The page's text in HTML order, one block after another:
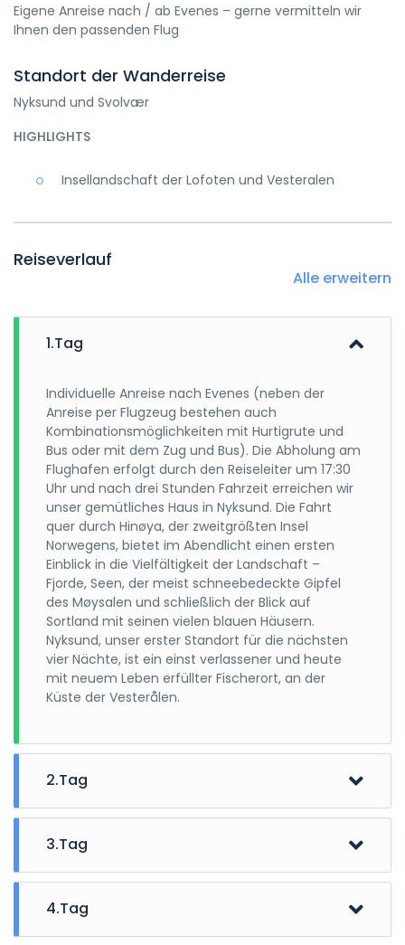
Eigene Anreise nach / ab Evenes – gerne vermitteln wir
Ihnen den passenden Flug
Standort der Wanderreise
Nyksund und Svolvær
HIGHLIGHTS
Insellandschaft der Lofoten und Vesteralen
Reiseverlauf
Alle erweitern
1.Tag
Individuelle Anreise nach Evenes (neben der
Anreise per Flugzeug bestehen auch
Kombinationsmöglichkeiten mit Hurtigrute und
Bus oder mit dem Zug und Bus). Die Abholung am
Flughafen erfolgt durch den Reiseleiter um 17:30
Uhr und nach drei Stunden Fahrzeit erreichen wir
unser gemütliches Haus in Nyksund. Die Fahrt
quer durch Hinøya, der zweitgrößten Insel
Norwegens, bietet im Abendlicht einen ersten
Einblick in die Vielfältigkeit der Landschaft –
Fjorde, Seen, der meist schneebedeckte Gipfel
des Møysalen und schließlich der Blick auf
Sortland mit seinen vielen blauen Häusern.
Nyksund, unser erster Standort für die nächsten
vier Nächte, ist ein einst verlassener und heute
mit neuem Leben erfüllter Fischerort, an der
Küste der Vesterålen.
2.Tag
Bei unserer Einstiegswanderung begeben wir uns
von Øvergården zu den Rødhamran Bergen, wo
der Aufstieg mit einem fantastischen Ausblick zu
den Vestbygdinseln, der langgestreckten Insel
Gebirge versehenen Insel Skogsøya belohnt wird.
3.Tag
Heute wandern wir zum Klodalen, einem Tal mit
sieben ursprünglichen Seen, in dem auch Elche
leben und erreichen den Fuß der Fingamheia.
Über den Anstieg zum Vottestadtinden erreichen
4.Tag